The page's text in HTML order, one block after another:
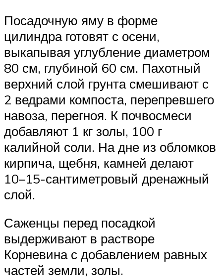
Посадочную яму в форме
цилиндра готовят с осени,
выкапывая углубление диаметром
80 см, глубиной 60 см. Пахотный
верхний слой грунта смешивают с
2 ведрами компоста, перепревшего
навоза, перегноя. К почвосмеси
добавляют 1 кг золы, 100 г
калийной соли. На дне из обломков
кирпича, щебня, камней делают
10–15-сантиметровый дренажный
слой.
Саженцы перед посадкой
выдерживают в растворе
Корневина с добавлением равных
частей земли, золы.